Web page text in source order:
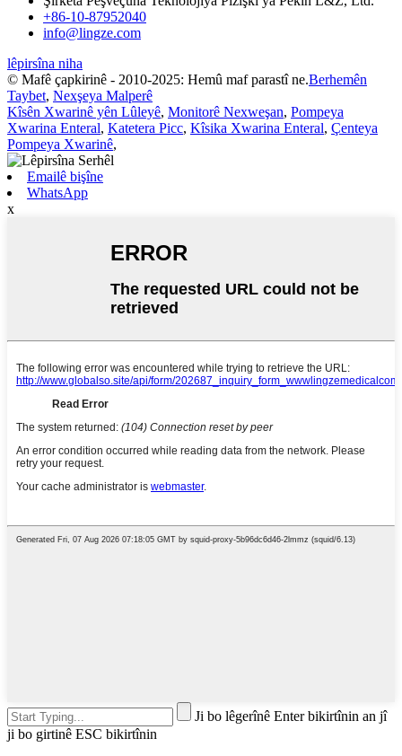
+86-10-87952040
info@lingze.com
lêpirsîna niha
© Mafê çapkirinê - 2010-2025: Hemû maf parastî ne.Berhemên
Taybet, Nexşeya Malperê
Kîsên Xwarinê yên Lûleyê, Monitorê Nexweşan, Pompeya
Xwarina Enteral, Katetera Picc, Kîsika Xwarina Enteral, Çenteya
Pompeya Xwarinê,
Emailê bişîne
WhatsApp
x
Ji bo lêgerînê Enter bikirtînin an jî
ji bo girtinê ESC bikirtînin